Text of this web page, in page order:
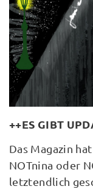
++ES GIBT
Das Magazin
NOTnina oder
letztendlich